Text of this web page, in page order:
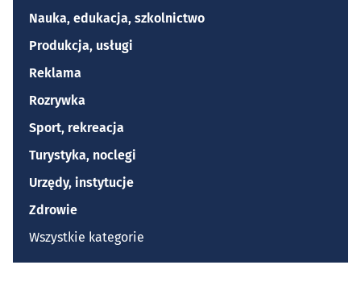
Nauka, edukacja, szkolnictwo
Produkcja, usługi
Reklama
Rozrywka
Sport, rekreacja
Turystyka, noclegi
Urzędy, instytucje
Zdrowie
Wszystkie kategorie